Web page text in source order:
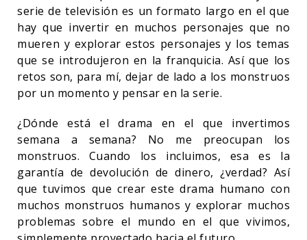
serie de televisión es un formato largo en el que
hay que invertir en muchos personajes que no
mueren y explorar estos personajes y los temas
que se introdujeron en la franquicia. Así que los
retos son, para mí, dejar de lado a los monstruos
por un momento y pensar en la serie.
¿Dónde está el drama en el que invertimos
semana a semana? No me preocupan los
monstruos. Cuando los incluimos, esa es la
garantía de devolución de dinero, ¿verdad? Así
que tuvimos que crear este drama humano con
muchos monstruos humanos y explorar muchos
problemas sobre el mundo en el que vivimos,